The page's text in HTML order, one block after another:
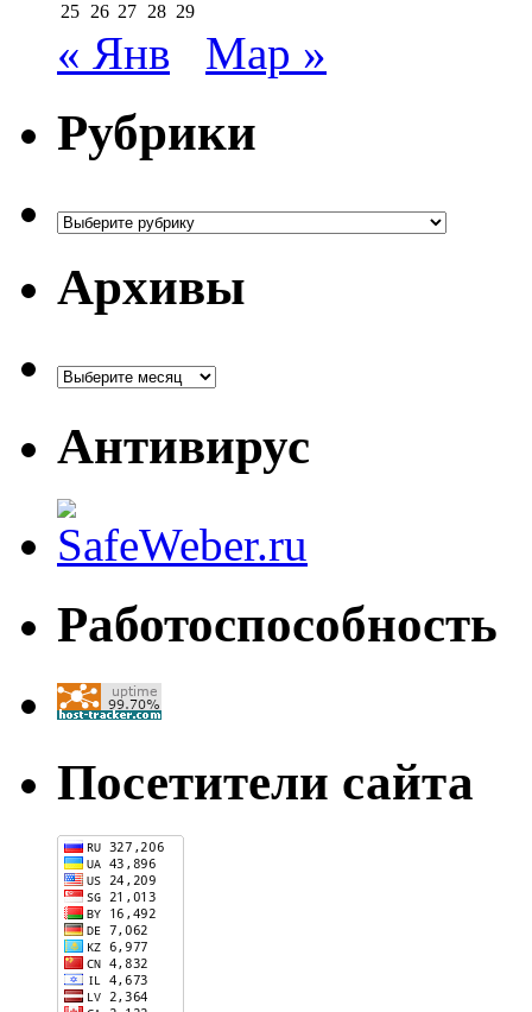
25 26 27 28 29
« Янв Мар »
Рубрики
Рубрики
Архивы
Антивирус
Работоспособность
Посетители сайта